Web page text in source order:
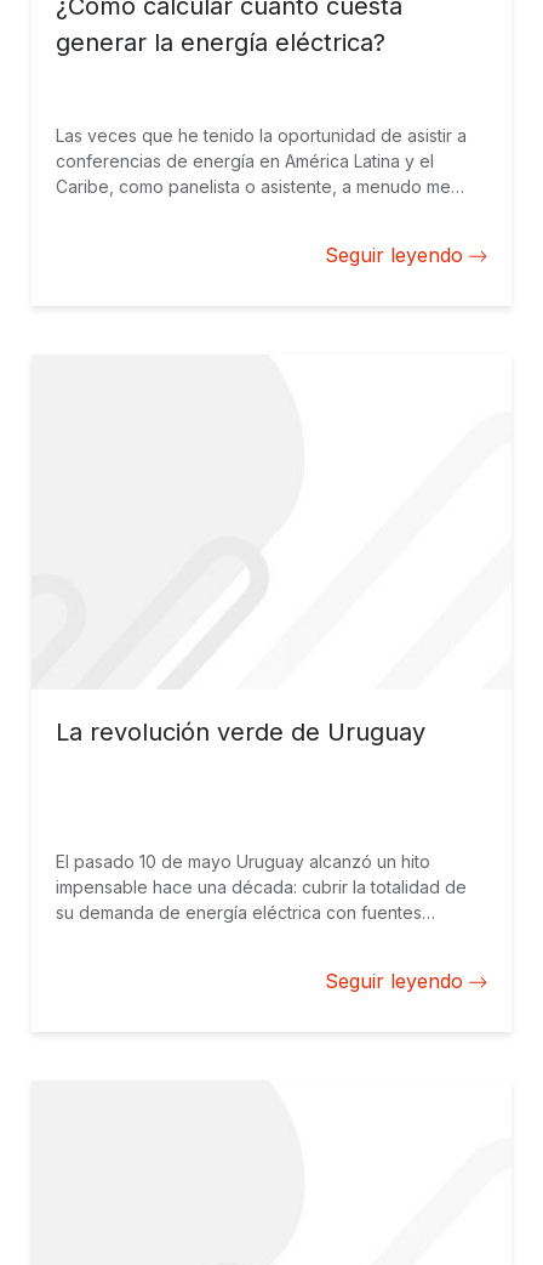
¿Cómo calcular cuánto cuesta
generar la energía eléctrica?
Las veces que he tenido la oportunidad de asistir a
conferencias de energía en América Latina y el
Caribe, como panelista o asistente, a menudo me
energía renovable? Y dentro de la energía
Seguir leyendo
La revolución verde de Uruguay
El pasado 10 de mayo Uruguay alcanzó un hito
impensable hace una década: cubrir la totalidad de
su demanda de energía eléctrica con fuentes
hidroeléctricas. La segunda fuente de energía limpia
Seguir leyendo